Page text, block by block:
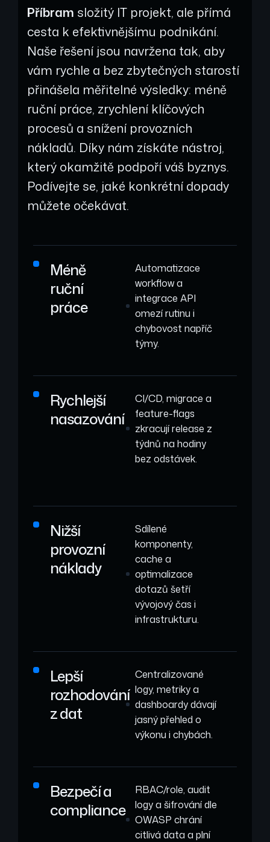
Příbram složitý IT projekt, ale přímá
cesta k efektivnějšímu podnikání.
Naše řešení jsou navržena tak, aby
vám rychle a bez zbytečných starostí
přinášela měřitelné výsledky: méně
ruční práce, zrychlení klíčových
procesů a snížení provozních
nákladů. Díky nám získáte nástroj,
který okamžitě podpoří váš byznys.
Podívejte se, jaké konkrétní dopady
můžete očekávat.
Méně
ruční
práce
Automatizace
workflow a
integrace API
omezí rutinu i
chybovost napříč
týmy.
Rychlejší
nasazování
CI/CD, migrace a
feature-flags
zkracují release z
týdnů na hodiny
bez odstávek.
Nižší
provozní
náklady
Sdílené
komponenty,
cache a
optimalizace
dotazů šetří
vývojový čas i
infrastrukturu.
Lepší
rozhodování
z dat
Centralizované
logy, metriky a
dashboardy dávají
jasný přehled o
výkonu i chybách.
Bezpečí a
compliance
RBAC/role, audit
logy a šifrování dle
OWASP chrání
citlivá data a plní